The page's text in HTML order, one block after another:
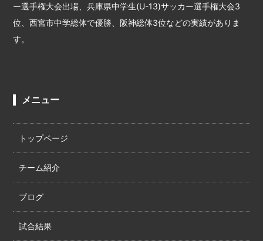
ー選手権大会出場、兵庫県中学生(U-13)サッカー選手権大会3
位、西宮市中学総体で優勝、阪神総体3位などの実績がありま
す。
メニュー
トップページ
チーム紹介
ブログ
試合結果